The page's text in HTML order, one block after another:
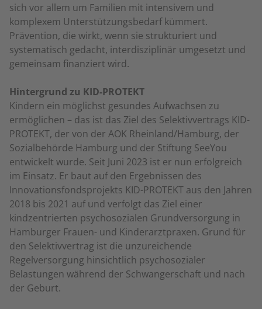
sich vor allem um Familien mit intensivem und
komplexem Unterstützungsbedarf kümmert.
Prävention, die wirkt, wenn sie strukturiert und
systematisch gedacht, interdisziplinär umgesetzt und
gemeinsam finanziert wird.
Hintergrund zu KID-PROTEKT
Kindern ein möglichst gesundes Aufwachsen zu
ermöglichen – das ist das Ziel des Selektivvertrags KID-
PROTEKT, der von der AOK Rheinland/Hamburg, der
Sozialbehörde Hamburg und der Stiftung SeeYou
entwickelt wurde. Seit Juni 2023 ist er nun erfolgreich
im Einsatz. Er baut auf den Ergebnissen des
Innovationsfondsprojekts KID-PROTEKT aus den Jahren
2018 bis 2021 auf und verfolgt das Ziel einer
kindzentrierten psychosozialen Grundversorgung in
Hamburger Frauen- und Kinderarztpraxen. Grund für
den Selektivvertrag ist die unzureichende
Regelversorgung hinsichtlich psychosozialer
Belastungen während der Schwangerschaft und nach
der Geburt.